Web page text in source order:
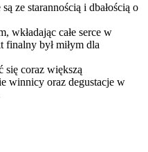
ze starannością i dbałością o
wkładając całe serce w
był miłym dla
się coraz większą
winnicy oraz degustacje w